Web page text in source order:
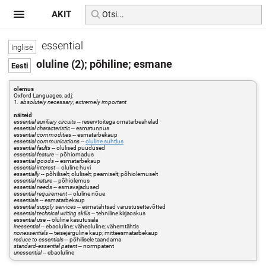
essential
oluline (2); põhiline; esmane
olemus
Oxford Languages, adj:
1. absolutely necessary; extremely important
näiteid
essential auxiliary circuits-- reservtoitega omatarbeahelad
essential characteristic-- esmatunnus
essential commodities-- esmatarbekaup
essential communications--oluline suhtlus
essential faults-- olulised puudused
essential feature-- põhiomadus
essential goods-- esmatarbekaup
essential interest-- oluline huvi
essentially-- põhiliselt; oluliselt; peamiselt; põhiolemuselt
essential nature-- põhiolemus
essential needs-- esmavajadused
essential requirement-- oluline nõue
essentials-- esmatarbekaup
essential supply services-- esmatähtsad varustusettevõtted
essential technical writing skills-- tehniline kirjaoskus
essential use-- oluline kasutusala
inessential-- ebaoluline; väheoluline; vähemtähtis
nonessentials-- teisejärguline kaup; mitteesmatarbekaup
reduce to essentials-- põhilisele taandama
standard-essential patent-- normpatent
unessential-- ebaoluline
AKIT